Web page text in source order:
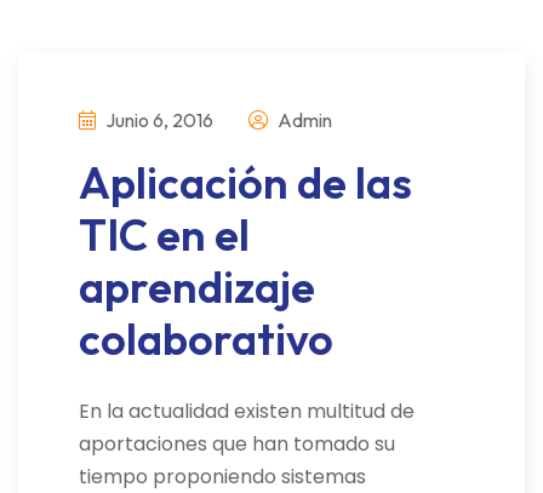
Junio 6, 2016 Admin
Aplicación de las
TIC en el
aprendizaje
colaborativo
En la actualidad existen multitud de
aportaciones que han tomado su
tiempo proponiendo sistemas